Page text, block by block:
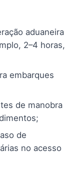
aduaneira
2–4 horas,
embarques
de manobra
de
no acesso